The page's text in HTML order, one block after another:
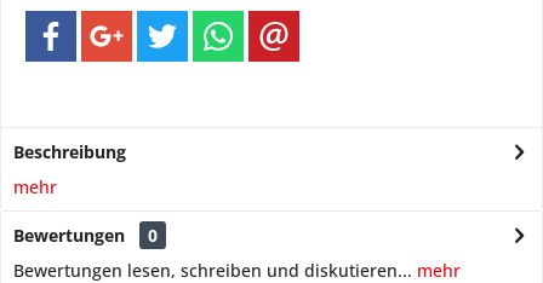
Beschreibung
mehr
Bewertungen
0
Bewertungen lesen, schreiben und diskutieren... mehr